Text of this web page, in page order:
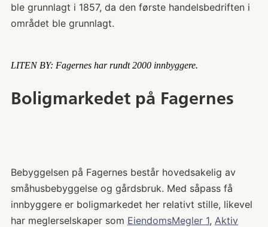
ble grunnlagt i 1857, da den første handelsbedriften i
området ble grunnlagt.
LITEN BY: Fagernes har rundt 2000 innbyggere.
Boligmarkedet på Fagernes
Bebyggelsen på Fagernes består hovedsakelig av
småhusbebyggelse og gårdsbruk. Med såpass få
innbyggere er boligmarkedet her relativt stille, likevel
har meglerselskaper som EiendomsMegler 1, Aktiv